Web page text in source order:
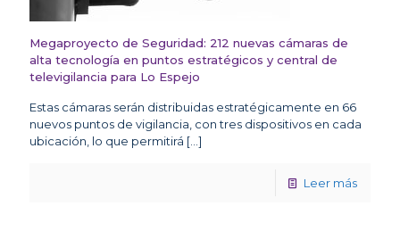
Megaproyecto de Seguridad: 212 nuevas cámaras de
alta tecnología en puntos estratégicos y central de
televigilancia para Lo Espejo
Estas cámaras serán distribuidas estratégicamente en 66
nuevos puntos de vigilancia, con tres dispositivos en cada
ubicación, lo que permitirá […]
Leer más